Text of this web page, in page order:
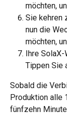
möchten,
Sie kehren
nun die
möchten,
Ihre
Tippen Sie
Sobald die
Produktion alle
fünfzehn